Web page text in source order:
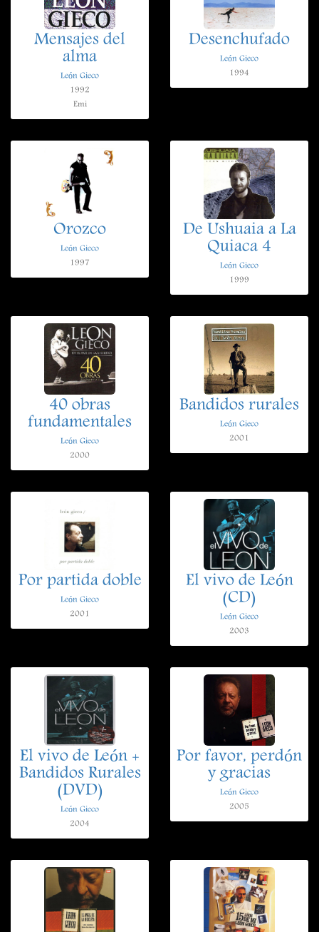
Mensajes del
alma
León Gieco
1992
Emi
Desenchufado
León Gieco
1994
Orozco
León Gieco
1997
De Ushuaia a La
Quiaca 4
León Gieco
1999
40 obras
fundamentales
León Gieco
2000
Bandidos rurales
León Gieco
2001
Por partida doble
León Gieco
2001
El vivo de León
(CD)
León Gieco
2003
El vivo de León +
Bandidos Rurales
(DVD)
León Gieco
2004
Por favor, perdón
y gracias
León Gieco
2005